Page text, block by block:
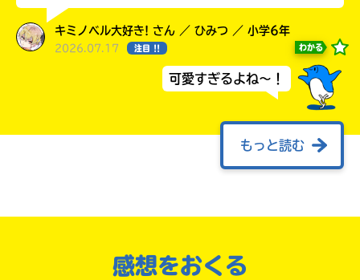
このマチのことを
キミに
キミノベル大好き! さん ／ ひみつ ／ 小学6年
2026.07.17 注目 !! わかる
可愛すぎるよね～！
もっと読む
えっ‥‥‥‥‥‥？は？は？？どゆこと‥‥？
た！？かわいい！！小さくない？？見間違
感想をおくる
購
全
電
ご